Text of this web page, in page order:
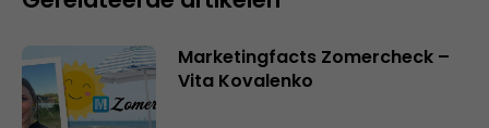
Marketingfacts Zomercheck –
Vita Kovalenko